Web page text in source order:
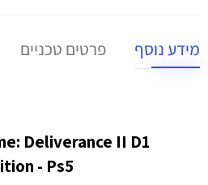
מידע נוסף פרטים טכניים
Deliverance II D1
- Ps5